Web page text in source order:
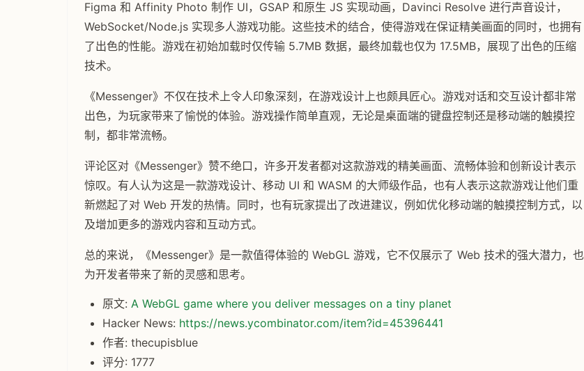
Figma 和 Affinity Photo 制作 UI，GSAP 和原生 JS 实现动画，Davinci Resolve 进行声音设计，
WebSocket/Node.js 实现多人游戏功能。这些技术的结合，使得游戏在保证精美画面的同时，也拥有
了出色的性能。游戏在初始加载时仅传输 5.7MB 数据，最终加载也仅为 17.5MB，展现了出色的压缩
技术。
《Messenger》不仅在技术上令人印象深刻，在游戏设计上也颇具匠心。游戏对话和交互设计都非常
出色，为玩家带来了愉悦的体验。游戏操作简单直观，无论是桌面端的键盘控制还是移动端的触摸控
制，都非常流畅。
评论区对《Messenger》赞不绝口，许多开发者都对这款游戏的精美画面、流畅体验和创新设计表示
惊叹。有人认为这是一款游戏设计、移动 UI 和 WASM 的大师级作品，也有人表示这款游戏让他们重
新燃起了对 Web 开发的热情。同时，也有玩家提出了改进建议，例如优化移动端的触摸控制方式，以
及增加更多的游戏内容和互动方式。
总的来说，《Messenger》是一款值得体验的 WebGL 游戏，它不仅展示了 Web 技术的强大潜力，也
为开发者带来了新的灵感和思考。
原文: A WebGL game where you deliver messages on a tiny planet
Hacker News: https://news.ycombinator.com/item?id=45396441
作者: thecupisblue
评分: 1777